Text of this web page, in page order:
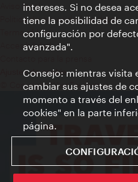
Aviso legal
Política de privacidad de datos
Terms of Use
Accesibilidad
Ajustes de cookie
© Copyright WienTourismus
intereses. Si no desea
tiene la posibilidad de
configuración por
avanzada".
Consejo: mientras visita
cambiar sus ajustes de
momento a través del
cookies" en la parte
página.